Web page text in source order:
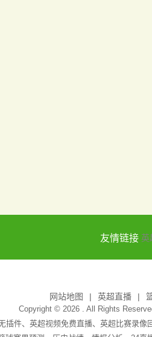
友情链接 英
网站地图 英超直播
Copyright © 2026 . All Rights
件、英超视频免费直播、英超比赛录